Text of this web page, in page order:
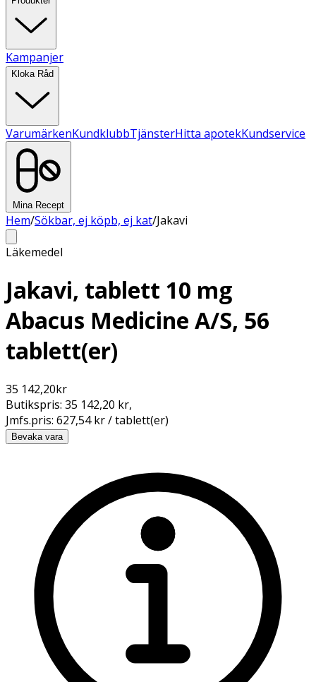
Kampanjer
Kloka Råd
VarumärkenKundklubbTjänsterHitta apotekKundservice
Mina Recept
Hem/Sökbar, ej köpb, ej kat/Jakavi
Läkemedel
Jakavi, tablett 10 mg
Abacus Medicine A/S, 56
tablett(er)
35 142,20kr
Butikspris: 35 142,20 kr,
Jmfs.pris: 627,54 kr / tablett(er)
Bevaka vara